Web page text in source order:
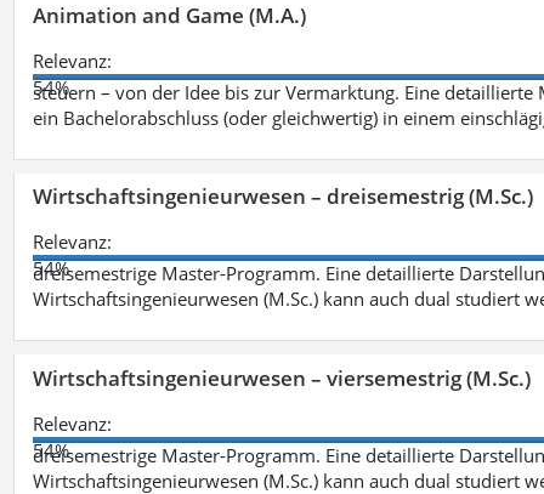
Animation and Game (M.A.)
Relevanz:
54%
steuern – von der Idee bis zur Vermarktung. Eine
ein Bachelorabschluss (oder gleichwertig) in einem
Wirtschaftsingenieurwesen – dreisemestrig (M.Sc.)
Relevanz:
54%
dreisemestrige Master-Programm. Eine detaillierte
Wirtschaftsingenieurwesen (M.Sc.) kann auch dual studiert
Wirtschaftsingenieurwesen – viersemestrig (M.Sc.)
Relevanz:
54%
dreisemestrige Master-Programm. Eine detaillierte
Wirtschaftsingenieurwesen (M.Sc.) kann auch dual studiert